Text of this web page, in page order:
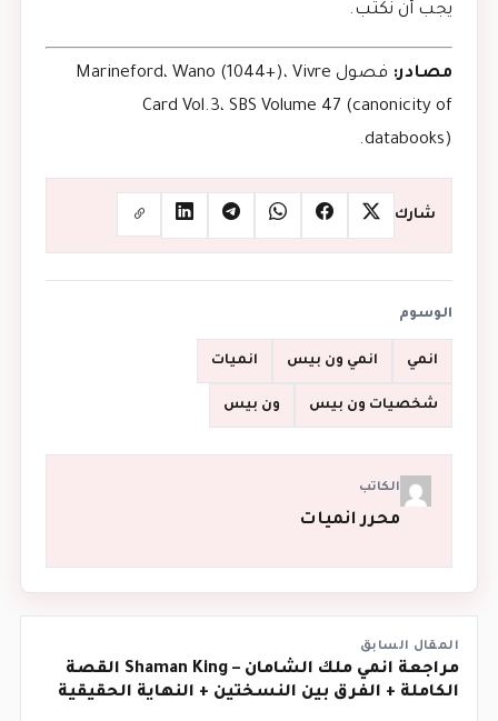
يجب أن نكتب.
مصادر:
فصول Marineford، Wano (1044+)، Vivre
Card Vol.3، SBS Volume 47 (canonicity of
databooks).
شارك
الوسوم
انمي انمي ون بيس انميات
شخصيات ون بيس ون بيس
الكاتب
محرر انميات
المقال السابق
مراجعة انمي ملك الشامان – Shaman King القصة
الكاملة + الفرق بين النسختين + النهاية الحقيقية